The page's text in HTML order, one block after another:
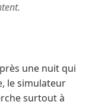
une nuit qui
le simulateur
surtout à